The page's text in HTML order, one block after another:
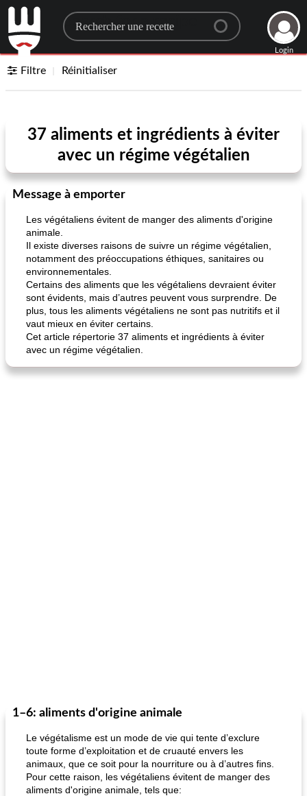
Search for a recipe
Login
Filtre Réinitialiser
37 aliments et ingrédients à éviter
avec un régime végétalien
Message à emporter
Les végétaliens évitent de manger des aliments d'origine
animale.
Il existe diverses raisons de suivre un régime végétalien,
notamment des préoccupations éthiques, sanitaires ou
environnementales.
Certains des aliments que les végétaliens devraient éviter
sont évidents, mais d’autres peuvent vous surprendre. De
plus, tous les aliments végétaliens ne sont pas nutritifs et il
vaut mieux en éviter certains.
Cet article répertorie 37 aliments et ingrédients à éviter
avec un régime végétalien.
1–6: aliments d'origine animale
Le végétalisme est un mode de vie qui tente d’exclure
toute forme d’exploitation et de cruauté envers les
animaux, que ce soit pour la nourriture ou à d’autres fins.
Pour cette raison, les végétaliens évitent de manger des
aliments d'origine animale, tels que: